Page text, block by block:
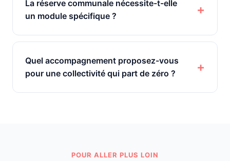
La réserve communale nécessite-t-elle
un module spécifique ?
Quel accompagnement proposez-vous
pour une collectivité qui part de zéro ?
POUR ALLER PLUS LOIN